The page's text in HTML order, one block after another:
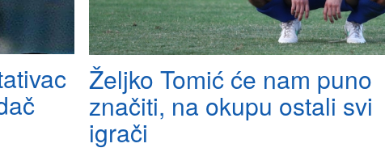
Željko Tomić će nam puno
značiti, na okupu ostali svi
igrači